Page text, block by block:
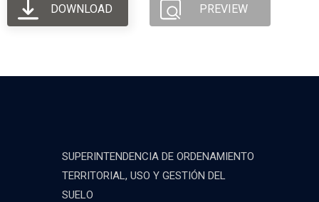
DOWNLOAD PREVIEW
SUPERINTENDENCIA DE ORDENAMIENTO
TERRITORIAL, USO Y GESTIÓN DEL
SUELO